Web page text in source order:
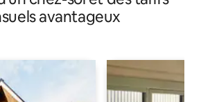
avantageux